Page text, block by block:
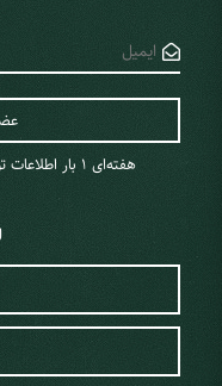
هفته‌ای 1 ‌بار اطلاعات تورها و تخفیفات به شما ایمیل می‌شود.